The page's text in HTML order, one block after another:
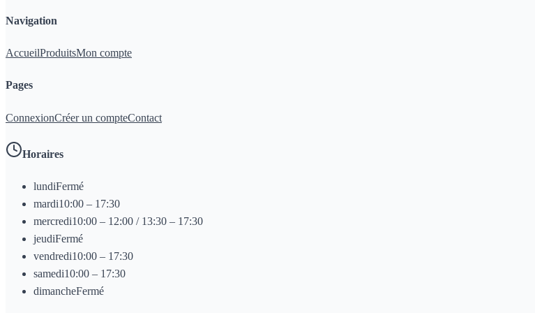
Navigation
AccueilProduitsMon compte
Pages
ConnexionCréer un compteContact
Horaires
lundiFermé
mardi10:00 – 17:30
mercredi10:00 – 12:00 / 13:30 – 17:30
jeudiFermé
vendredi10:00 – 17:30
samedi10:00 – 17:30
dimancheFermé